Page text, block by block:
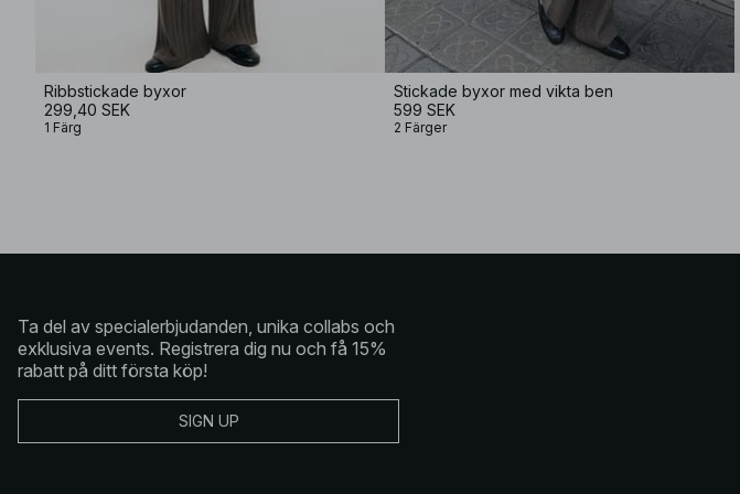
Ribbstickade byxor
299,40 SEK
1 Färg
Stickade byxor med vikta ben
599 SEK
2 Färger
Ta del av specialerbjudanden, unika collabs och
exklusiva events. Registrera dig nu och få 15%
rabatt på ditt första köp!
SIGN UP